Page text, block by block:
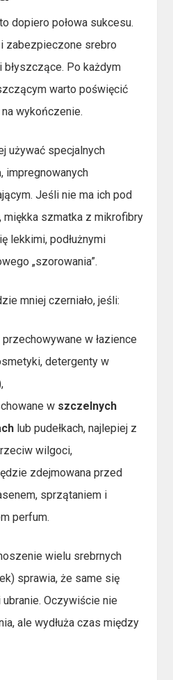
dopiero połowa sukcesu.
zabezpieczone srebro
błyszczące. Po każdym
warto poświęcić
wykończenie.
używać specjalnych
, impregnowanych
Jeśli nie ma ich pod
szmatka z mikrofibry
lekkimi, podłużnymi
„szorowania”.
mniej czerniało, jeśli:
w łazience
detergenty w
w szczelnych
lub pudełkach, najlepiej z
wilgoci,
zdejmowana przed
sprzątaniem i
perfum.
wielu srebrnych
sprawia, że same się
Oczywiście nie
ale wydłuża czas między